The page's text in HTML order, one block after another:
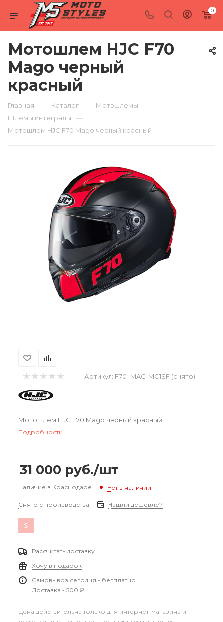
0
Мотошлем HJC F70
Mago черный
красный
Главная — Каталог — Мотошлемы —
Шлемы интегралы —
Мотошлем HJC F70 Mago черный красный
Артикул: F70_MAG-MC1SF (снято)
Мотошлем HJC F70 Mago черный красный
Подробности
31 000 руб./шт
Наличие в Краснодаре Нет в наличии
Снято с производства Нашли дешевле?
S
Рассчитать доставку
Хочу в подарок
Самовывоз сегодня - бесплатно
Доставка - 500 ₽
Цена действительна только для интернет-магазина и